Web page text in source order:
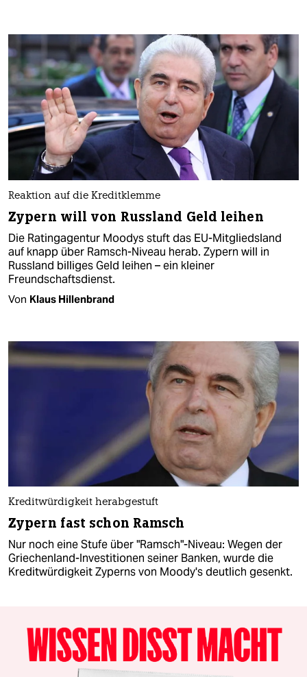
Reaktion auf die Kreditklemme
Zypern will von Russland Geld leihen
Die Ratingagentur Moodys stuft das EU-Mitgliedsland
auf knapp über Ramsch-Niveau herab. Zypern will in
Russland billiges Geld leihen – ein kleiner
Freundschaftsdienst.
Von Klaus Hillenbrand
Kreditwürdigkeit herabgestuft
Zypern fast schon Ramsch
Nur noch eine Stufe über "Ramsch"-Niveau: Wegen der
Griechenland-Investitionen seiner Banken, wurde die
Kreditwürdigkeit Zyperns von Moody's deutlich gesenkt.